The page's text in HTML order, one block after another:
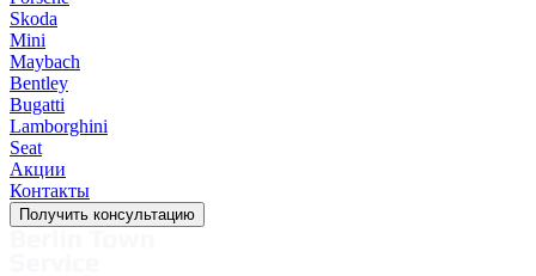
Skoda
Mini
Maybach
Bentley
Bugatti
Lamborghini
Seat
Акции
Контакты
Получить консультацию